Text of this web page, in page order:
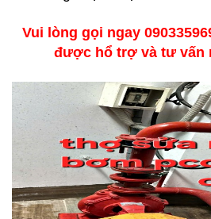
Vui lòng gọi ngay
được hổ trợ và tư vấn